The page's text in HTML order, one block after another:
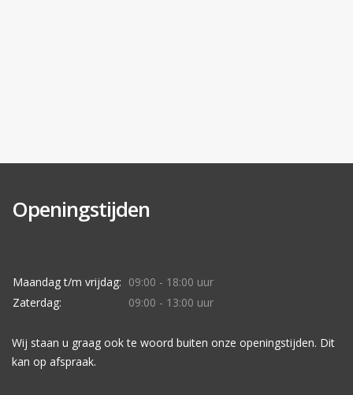
Openingstijden
Maandag t/m vrijdag: 09:00 - 18:00 uur
Zaterdag:
09:00 - 13:00 uur
Wij staan u graag ook te woord buiten onze openingstijden. Dit
kan op afspraak.